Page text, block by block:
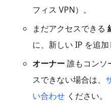
フィス VPN）。
まだアクセスできる
に、新しい IP を追加
オーナー誰もコンソ
スできない場合は、
い合わせ ください。